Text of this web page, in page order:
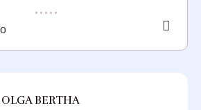
BERTHA